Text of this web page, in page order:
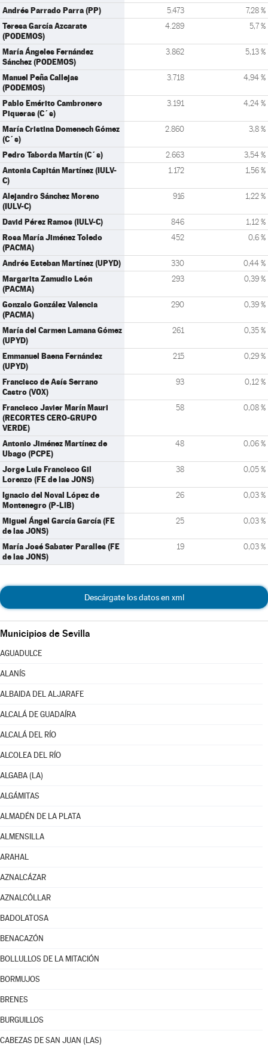
Andrés Parrado Parra (PP) 5.473 7,28 %
Teresa García Azcarate
(PODEMOS)
4.289 5,7 %
María Ángeles Fernández
Sánchez (PODEMOS)
3.862 5,13 %
Manuel Peña Callejas
(PODEMOS)
3.718 4,94 %
Pablo Emérito Cambronero
Piqueras (C´s)
3.191 4,24 %
María Cristina Domenech Gómez
(C´s)
2.860 3,8 %
Pedro Taborda Martín (C´s) 2.663 3,54 %
Antonia Capitán Martínez (IULV-
C)
1.172 1,56 %
Alejandro Sánchez Moreno
(IULV-C)
916 1,22 %
David Pérez Ramos (IULV-C) 846 1,12 %
Rosa María Jiménez Toledo
(PACMA)
452 0,6 %
Andrés Esteban Martínez (UPYD) 330 0,44 %
Margarita Zamudio León
(PACMA)
293 0,39 %
Gonzalo González Valencia
(PACMA)
290 0,39 %
María del Carmen Lamana Gómez
(UPYD)
261 0,35 %
Emmanuel Baena Fernández
(UPYD)
215 0,29 %
Francisco de Asís Serrano
Castro (VOX)
93 0,12 %
Francisco Javier Marín Mauri
(RECORTES CERO-GRUPO
VERDE)
58 0,08 %
Antonio Jiménez Martínez de
Ubago (PCPE)
48 0,06 %
Jorge Luis Francisco Gil
Lorenzo (FE de las JONS)
38 0,05 %
Ignacio del Noval López de
Montenegro (P-LIB)
26 0,03 %
Miguel Ángel García García (FE
de las JONS)
25 0,03 %
María José Sabater Paralles (FE
de las JONS)
19 0,03 %
Descárgate los datos en xml
Municipios de Sevilla
AGUADULCE
ALANÍS
ALBAIDA DEL ALJARAFE
ALCALÁ DE GUADAÍRA
ALCALÁ DEL RÍO
ALCOLEA DEL RÍO
ALGABA (LA)
ALGÁMITAS
ALMADÉN DE LA PLATA
ALMENSILLA
ARAHAL
AZNALCÁZAR
AZNALCÓLLAR
BADOLATOSA
BENACAZÓN
BOLLULLOS DE LA MITACIÓN
BORMUJOS
BRENES
BURGUILLOS
CABEZAS DE SAN JUAN (LAS)